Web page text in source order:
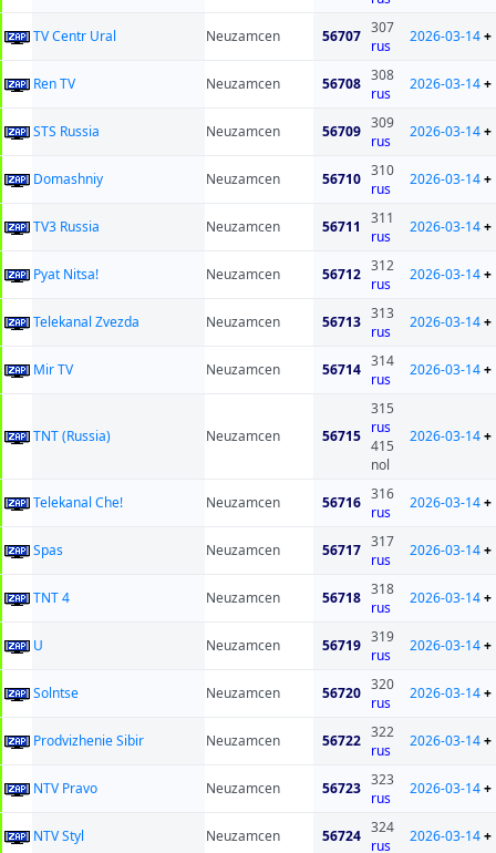
TV Centr Ural Neuzamcen 56707 307
rus
2026-03-14+
Ren TV Neuzamcen 56708 308
rus
2026-03-14+
STS Russia Neuzamcen 56709 309
rus
2026-03-14+
Domashniy Neuzamcen 56710 310
rus
2026-03-14+
TV3 Russia Neuzamcen 56711
311
rus
2026-03-14+
Pyat Nitsa! Neuzamcen 56712 312
rus
2026-03-14+
Telekanal Zvezda Neuzamcen 56713 313
rus
2026-03-14+
Mir TV Neuzamcen 56714 314
rus
2026-03-14+
TNT (Russia) Neuzamcen 56715
315
rus
415
nol
2026-03-14+
Telekanal Che! Neuzamcen 56716 316
rus
2026-03-14+
Spas Neuzamcen 56717 317
rus
2026-03-14+
TNT 4 Neuzamcen 56718 318
rus
2026-03-14+
U Neuzamcen 56719 319
rus
2026-03-14+
Solntse Neuzamcen 56720 320
rus
2026-03-14+
Prodvizhenie Sibir Neuzamcen 56722 322
rus
2026-03-14+
NTV Pravo Neuzamcen 56723 323
rus
2026-03-14+
NTV Styl Neuzamcen 56724 324
rus
2026-03-14+